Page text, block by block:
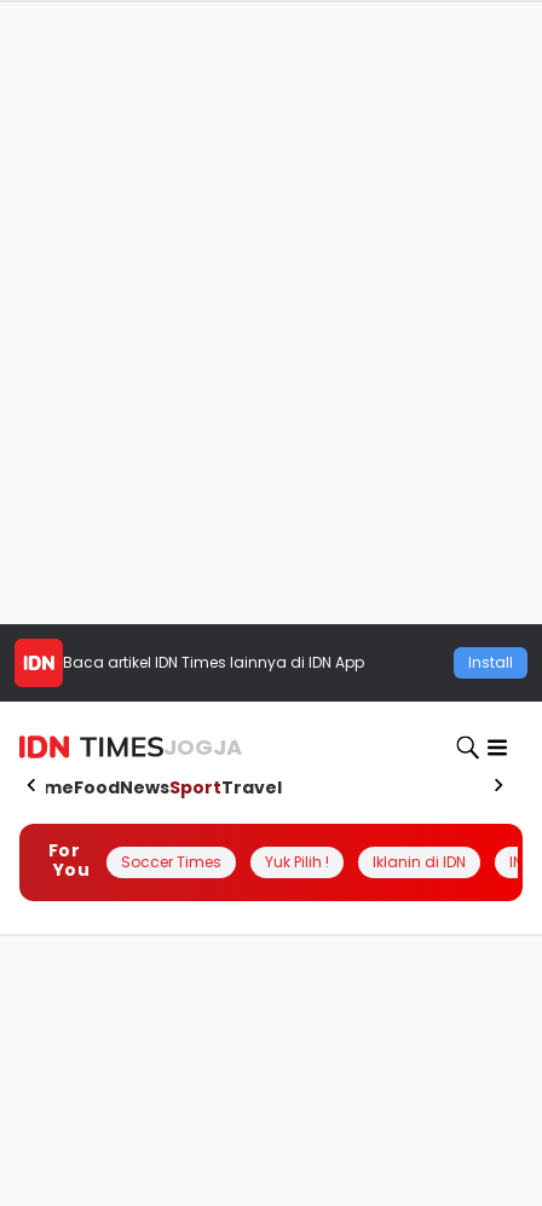
Baca artikel IDN Times lainnya di IDN App Install
JOGJA
HomeFoodNewsSportTravel
For
You
Soccer Times Yuk Pilih ! Iklanin di IDN